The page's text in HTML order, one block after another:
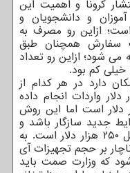
کرونا و اهمیت این
و دانشجویان و
است؛ ازاین رو مصرف به
سفارش همچنان طبق
۱۳۹۷ و ۱۳۹۸ محاسبه می شود؛ ازاین رو تعداد
کم بود.
دارد در هر کدام از
و ۱۳۹۸ حدود ۱۰۰ هزار دلار واردات انجام داده
این دو سال ۱۰۰ هزار دلار است اما این روش
جدید سازگار باشد و
الان تقاضا برای کالای آن تاجر حداقل ۲۵۰ هزار دلار است. به
ناچار بر حجم تجهیزات آی
که وزارت صمت باید